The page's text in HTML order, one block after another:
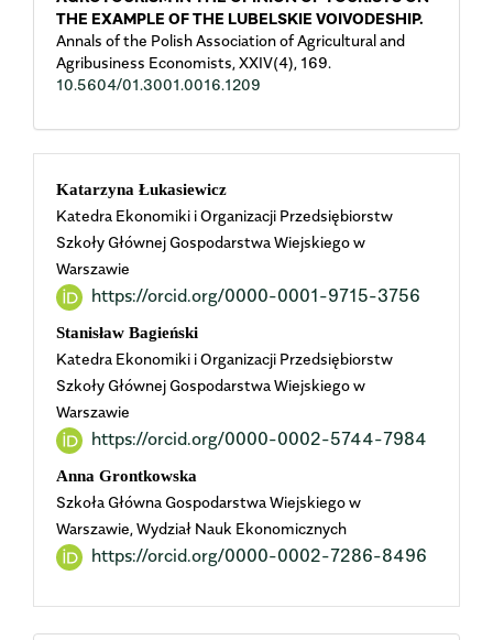
THE EXAMPLE OF THE LUBELSKIE VOIVODESHIP.
Annals of the Polish Association of Agricultural and
Agribusiness Economists,XXIV(4), 169.
10.5604/01.3001.0016.1209
Main
Article
Content
Katarzyna Łukasiewicz
Katedra Ekonomiki i Organizacji Przedsiębiorstw
Szkoły Głównej Gospodarstwa Wiejskiego w
Warszawie
https://orcid.org/0000-0001-9715-3756
Stanisław Bagieński
Katedra Ekonomiki i Organizacji Przedsiębiorstw
Szkoły Głównej Gospodarstwa Wiejskiego w
Warszawie
https://orcid.org/0000-0002-5744-7984
Anna Grontkowska
Szkoła Główna Gospodarstwa Wiejskiego w
Warszawie, Wydział Nauk Ekonomicznych
https://orcid.org/0000-0002-7286-8496